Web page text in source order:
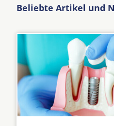
Beliebte Artikel und